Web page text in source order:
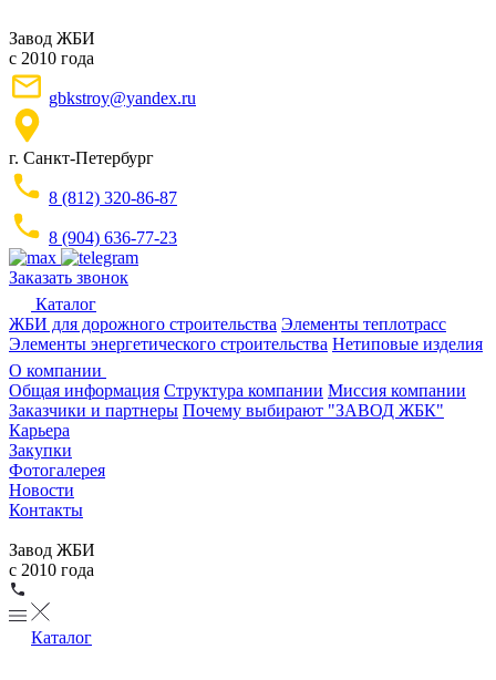
Завод ЖБИ
с 2010 года
gbkstroy@yandex.ru
г. Санкт-Петербург
8 (812) 320-86-87
8 (904) 636-77-23
Заказать звонок
Каталог
ЖБИ для дорожного строительства Элементы теплотрасс
Элементы энергетического строительства Нетиповые изделия
О компании
Общая информация Структура компании Миссия компании
Заказчики и партнеры Почему выбирают "ЗАВОД ЖБК"
Карьера
Закупки
Фотогалерея
Новости
Контакты
Завод ЖБИ
с 2010 года
Каталог